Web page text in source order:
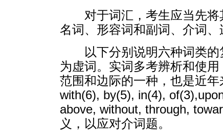
对于词汇，考生应当先
名词、形容词和副词、介词、
以下分别说明六种词类
为虚词。实词多考辨析和使
范围和边际的一种，也是近
with(6), by(5), in(4),
above, without, through,
义，以应对介词题。